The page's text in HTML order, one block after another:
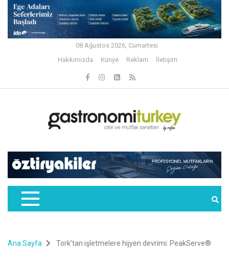
08 Ağustos 2026, Cumartesi
Hakkımızda
Künye Reklam İletişim
Ana Sayfa Tork’tan işletmelere hijyen devrimi: PeakServe®